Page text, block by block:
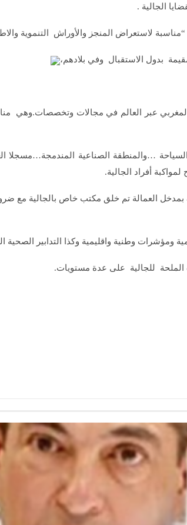
الجالية .
بدول الاستقبال وفي بلادهم،
عبر العالم في مجالات وتخصصات.وهي
…والمنطقة الصناعية المندمجة…مسجلا
أفراد الجالية.
بمدخل العمالة تم خلق مكتب خاص بالجالية مع
وطنية واقليمية وكذا التدابير الصحية
الملحة للجالية على عدة مستويات.